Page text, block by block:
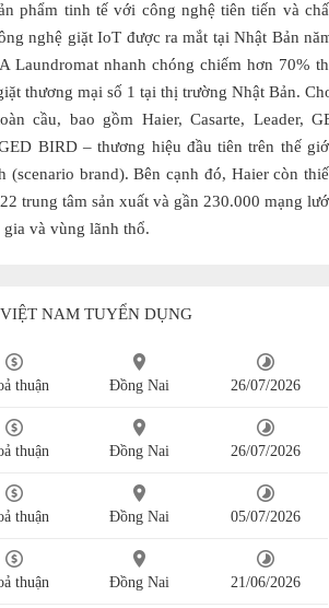
phẩm tinh tế với công nghệ tiên tiến và
nghệ giặt IoT được ra mắt tại Nhật Bản
Laundromat nhanh chóng chiếm hơn 70%
thương mại số 1 tại thị trường Nhật Bản.
cầu, bao gồm Haier, Casarte, Leader,
BIRD – thương hiệu đầu tiên trên thế
brand). Bên cạnh đó, Haier còn
trung tâm sản xuất và gần 230.000 mạng
và vùng lãnh thổ.
NAM TUYỂN DỤNG
thuận Đồng Nai 26/07/2026
thuận
Đồng Nai 26/07/2026
thuận
Đồng Nai 05/07/2026
thuận
Đồng Nai 21/06/2026